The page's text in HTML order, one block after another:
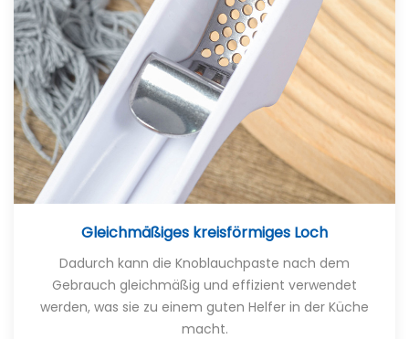
Gleichmäßiges kreisförmiges Loch
Dadurch kann die Knoblauchpaste nach dem
Gebrauch gleichmäßig und effizient verwendet
werden, was sie zu einem guten Helfer in der Küche
macht.